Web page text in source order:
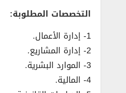
التخصصات المطلوبة:
1- إدارة الأعمال.
2- إدارة المشاريع.
3- الموارد البشرية.
4- المالية.